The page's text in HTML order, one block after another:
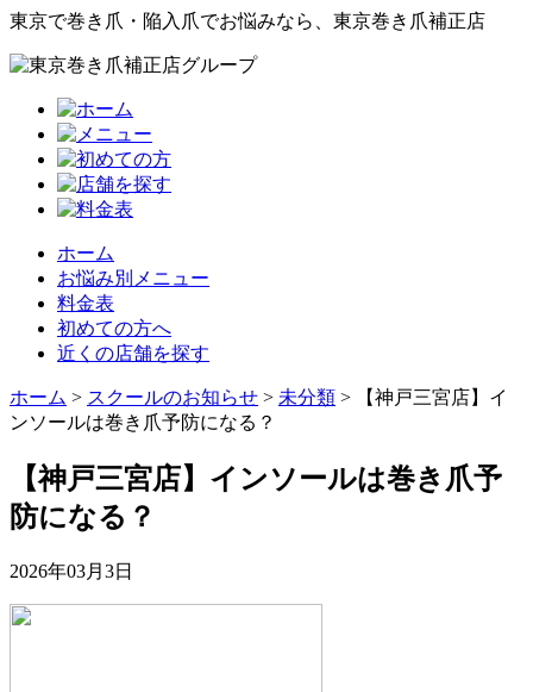
東京で巻き爪・陥入爪でお悩みなら、東京巻き爪補正店
ホーム
お悩み別メニュー
料金表
初めての方へ
近くの店舗を探す
ホーム > スクールのお知らせ > 未分類 >
【神戸三宮店】イ
ンソールは巻き爪予防になる？
【神戸三宮店】インソールは巻き爪予
防になる？
2026年03月3日